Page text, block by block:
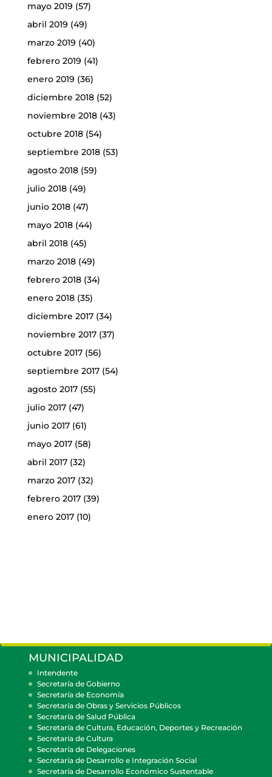
mayo 2019 (57)
abril 2019 (49)
marzo 2019 (40)
febrero 2019 (41)
enero 2019 (36)
diciembre 2018(52)
noviembre 2018(43)
octubre 2018(54)
septiembre 2018(53)
agosto 2018(59)
julio 2018(49)
junio 2018(47)
mayo 2018(44)
abril 2018(45)
marzo 2018(49)
febrero 2018(34)
enero 2018(35)
diciembre 2017(34)
noviembre 2017(37)
octubre 2017(56)
septiembre 2017(54)
agosto 2017(55)
julio 2017(47)
junio 2017(61)
mayo 2017(58)
abril 2017(32)
marzo 2017(32)
febrero 2017(39)
enero 2017(10)
MUNICIPALIDAD
Intendente
Secretaría de Gobierno
Secretaría de Economía
Secretaría de Obras y Servicios Públicos
Secretaría de Salud Pública
Secretaría de Cultura, Educación, Deportes y Recreación
Secretaría de Cultura
Secretaría de Delegaciones
Secretaría de Desarrollo e Integración Social
Secretaría de Desarrollo Económico Sustentable